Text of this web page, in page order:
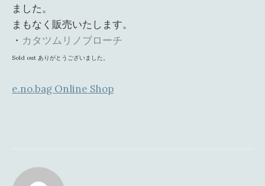
ました。
まもなく販売いたします。
・ カタツムリノブローチ
Sold out ありがとうございました。
e.no.bag Online Shop